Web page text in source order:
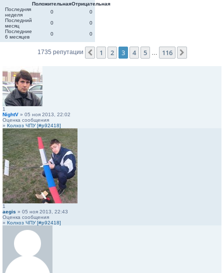
ПоложительнаяОтрицательная
Последняя
неделя
0
0
Последний
месяц
0
0
Последние
6 месяцев
0 0
1735 репутации Пред.
1 2 3 4 5 … 116
1
NightV » 05 ноя 2013, 22:02
Оценка сообщения
» Колхоз ЧПУ [#p92418]
1
aegis » 05 ноя 2013, 22:43
Оценка сообщения
» Колхоз ЧПУ [#p92418]